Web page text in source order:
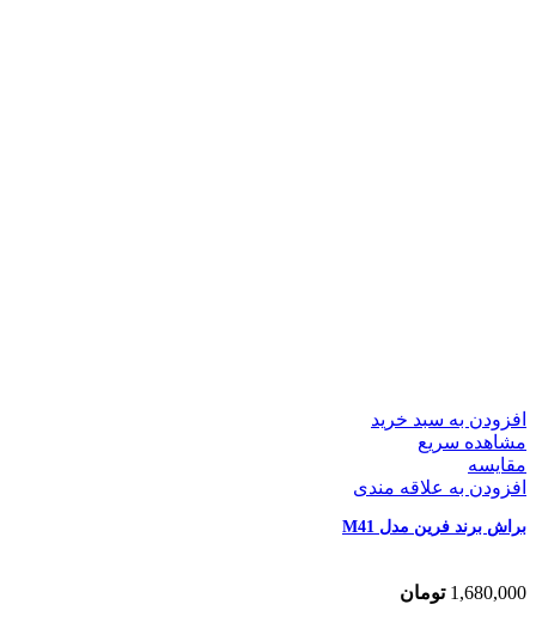
افزودن به سبد خرید
مشاهده سریع
مقایسه
افزودن به علاقه مندی
براش برند فرین مدل M41
1,680,000 تومان